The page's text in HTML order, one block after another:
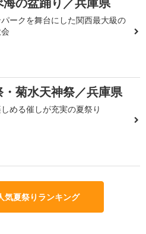
ークを舞台にした関西最大級の
・菊水天神祭／兵庫県
める催しが充実の夏祭り
気夏祭りランキング